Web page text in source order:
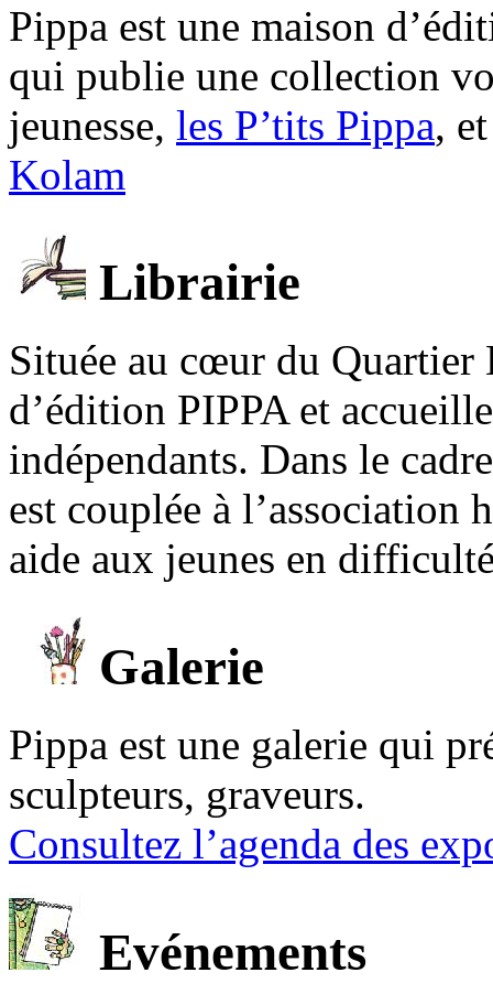
Pippa est une maison
qui publie une collection
jeunesse, les P’tits Pippa,
Kolam
Librairie
Située au cœur du Quartier
d’édition PIPPA et
indépendants. Dans le
est couplée à l’association
aide aux jeunes en
Galerie
Pippa est une galerie qui
sculpteurs, graveurs.
Consultez l’agenda des
Evénements